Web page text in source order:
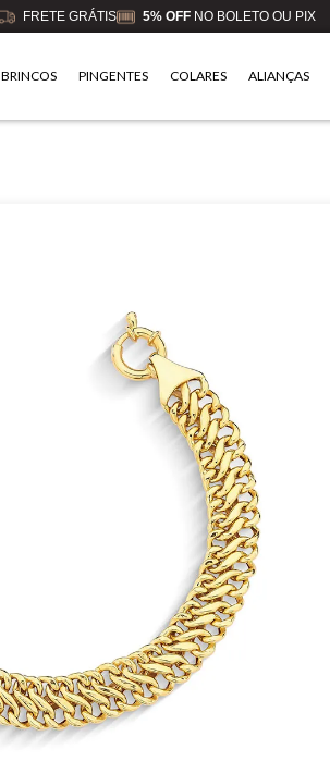
FRETE GRÁTIS 5% OFFNO BOLETO OU PIX
BRINCOS PINGENTES COLARES ALIANÇAS